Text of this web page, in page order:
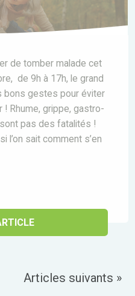
de tomber malade cet
de 9h à 17h, le grand
bons gestes pour éviter
Rhume, grippe, gastro-
pas des fatalités !
l’on sait comment s’en
Articles suivants »